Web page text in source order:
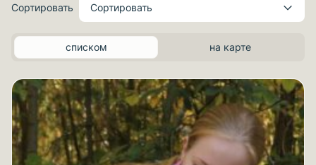
Сортировать Сортировать
списком на карте